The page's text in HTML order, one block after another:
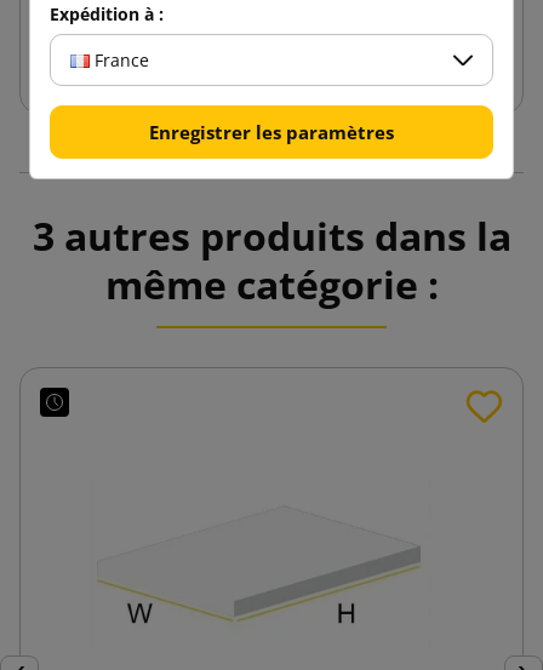
3 autres produits dans la
même catégorie :
Expédition à :
France
Enregistrer les paramètres